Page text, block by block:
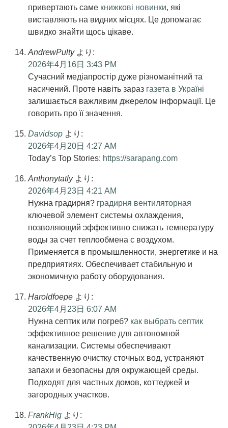
привертають саме книжкові новинки, які
виставляють на видних місцях. Це допомагає
швидко знайти щось цікаве.
AndrewPulty より:
2026年4月16日 3:43 PM
Сучасний медіапростір дуже різноманітний та
насичений. Проте навіть зараз газета в Україні
залишається важливим джерелом інформації. Це
говорить про її значення.
Davidsop より:
2026年4月20日 4:27 AM
Today’s Top Stories: https://sarapang.com
Anthonytatly より:
2026年4月23日 4:21 AM
Нужна градирня? градирня вентиляторная
ключевой элемент системы охлаждения,
позволяющий эффективно снижать температуру
воды за счет теплообмена с воздухом.
Применяется в промышленности, энергетике и на
предприятиях. Обеспечивает стабильную и
экономичную работу оборудования.
Haroldfoepe より:
2026年4月23日 6:07 AM
Нужна септик или погреб? как выбрать септик
эффективное решение для автономной
канализации. Системы обеспечивают
качественную очистку сточных вод, устраняют
запахи и безопасны для окружающей среды.
Подходят для частных домов, коттеджей и
загородных участков.
FrankHig より: